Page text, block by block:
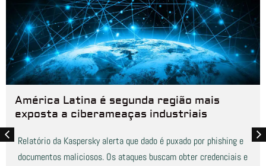
América Latina é segunda região mais
exposta a ciberameaças industriais
Relatório da Kaspersky alerta que dado é puxado por phishing e
documentos maliciosos. Os ataques buscam obter credenciais e